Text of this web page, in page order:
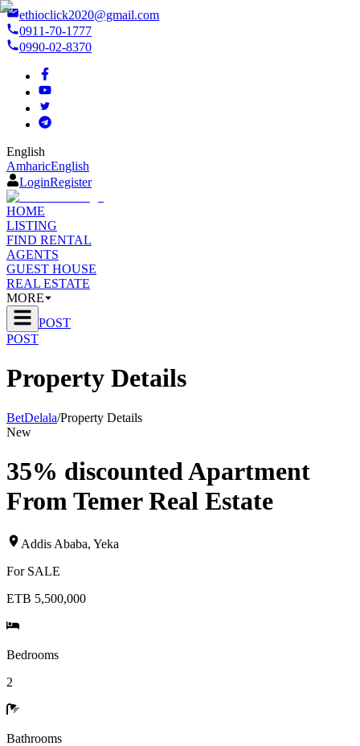
ethioclick2020@gmail.com
0911-70-1777
0990-02-8370
English
AmharicEnglish
LoginRegister
HOME
LISTING
FIND RENTAL
AGENTS
GUEST HOUSE
REAL ESTATE
MORE
POST
POST
Property Details
BetDelala/Property Details
New
35% discounted Apartment
From Temer Real Estate
Addis Ababa, Yeka
For SALE
ETB 5,500,000
Bedrooms
2
Bathrooms